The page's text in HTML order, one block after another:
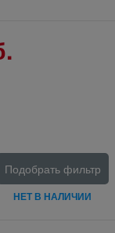
Подобрать фильтр
НЕТ В НАЛИЧИИ